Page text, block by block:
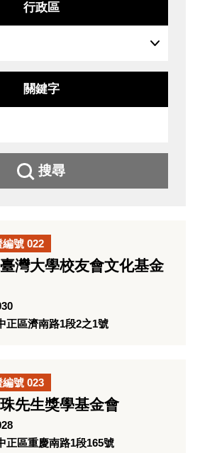
行政區
關鍵字
搜尋
號 022
灣大學校友會文化基金
正區濟南路1段2之1號
號 023
先生獎學基金會
正區重慶南路1段165號